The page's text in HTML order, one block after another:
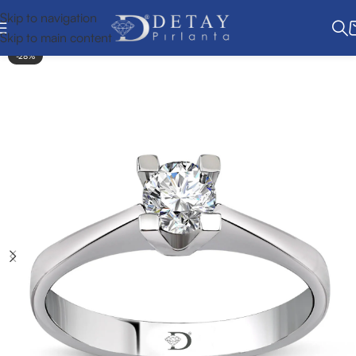
Skip to navigation
Skip to main content
-28%